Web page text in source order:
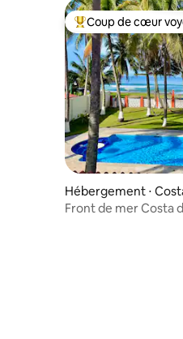
Coups de cœur
Coup de cœur
Hébergement ⋅
lFront de mer Costa